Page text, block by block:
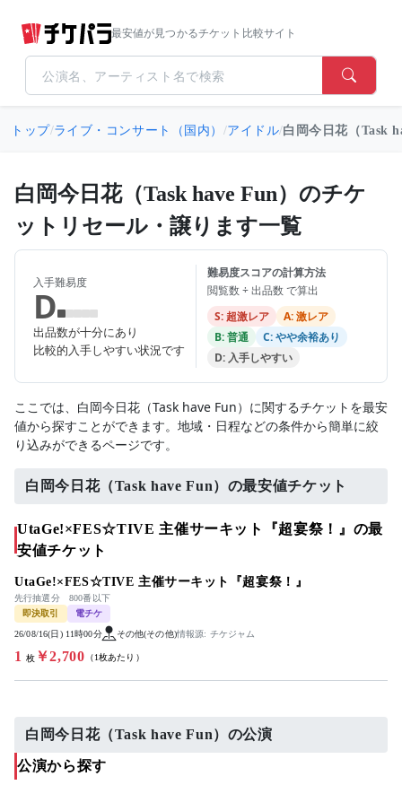
最安値が見つかるチケット比較サイト
トップ/ライブ・コンサート（国内） /アイドル/白岡今日花（Task
白岡今日花（Task have Fun）のチケ
ットリセール・譲ります一覧
入手難易度
D
出品数が十分にあり
比較的入手しやすい状況です
難易度スコアの計算方法
閲覧数 ÷ 出品数 で算出
S: 超激レア
A: 激レア
B: 普通
C: やや余裕あり
D: 入手しやすい
ここでは、白岡今日花（Task have Fun）に関するチケットを最安
値から探すことができます。地域・日程などの条件から簡単に絞
り込みができるページです。
白岡今日花（Task have Fun）の最安値チケット
UtaGe!×FES☆TIVE 主催サーキット『超宴祭！』の最
安値チケット
UtaGe!×FES☆TIVE 主催サーキット『超宴祭！』
先行抽選分 800番以下
即決取引
電チケ
26/08/16(日) 11時00分 その他(その他)情報源: チケジャム
1 枚￥2,700 （1枚あたり）
白岡今日花（Task have Fun）の公演
公演から探す